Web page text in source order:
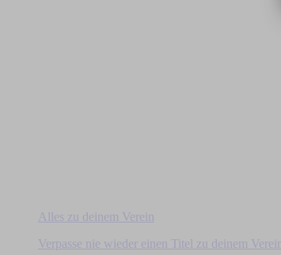
Alles zu deinem Verein
Verpasse nie wieder einen Titel zu deinem Verein.